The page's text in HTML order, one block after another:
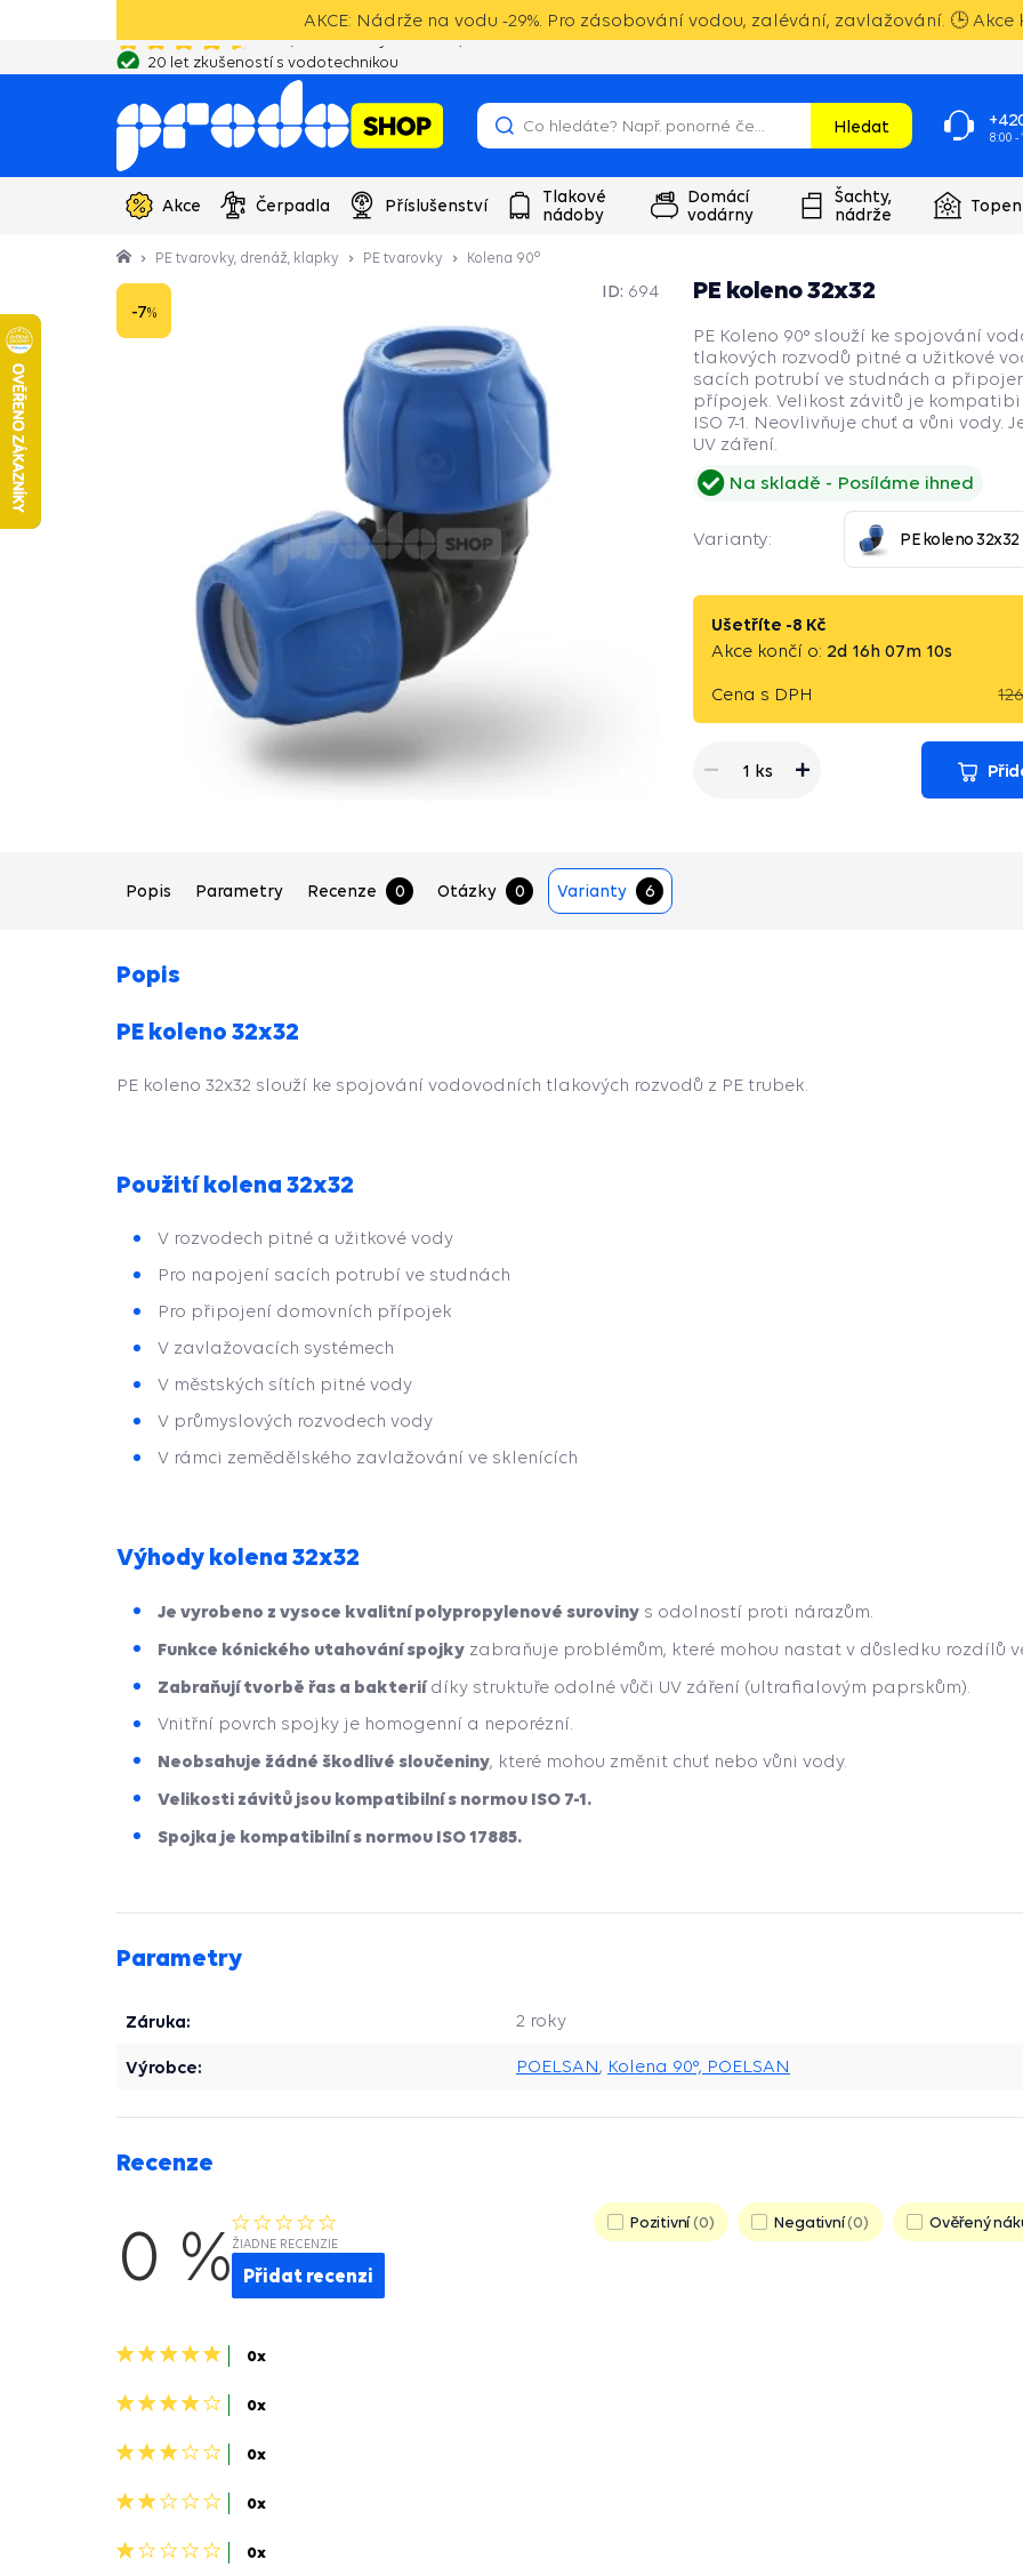
AKCE: Nádrže na vodu -29%. Pro zásobování vodou, zalévání, zavlažování. 🕒 Akce
20 let zkušeností s vodotechnikou
Hledat
8:00 -
Akce Čerpadla Příslušenství
Tlakové
nádoby
Domácí
vodárny
Šachty,
nádrže
PE tvarovky, drenáž, klapky PE tvarovky Kolena 90°
-7%
PE koleno 32x32
ID: 694
PE Koleno 90° slouží ke spojování
tlakových rozvodů pitné a užitkové
sacích potrubí ve studnách a
přípojek. Velikost závitů je
ISO 7-1. Neovlivňuje chuť a vůni vody.
UV záření.
Na skladě Posíláme ihned
Varianty: PE koleno 32x32
Ušetříte -8 Kč
Akce končí o: 2d 16h 07m 09s
Cena s DPH
1 ks
Popis Parametry Recenze 0 Otázky 0 Varianty 6
Popis
PE koleno 32x32
PE koleno 32x32 slouží ke spojování vodovodních tlakových rozvodů z PE trubek.
Použití kolena 32x32
V rozvodech pitné a užitkové vody
Pro napojení sacích potrubí ve studnách
Pro připojení domovních přípojek
V zavlažovacích systémech
V městských sítích pitné vody
V průmyslových rozvodech vody
V rámci zemědělského zavlažování ve sklenících
Výhody kolena 32x32
Je vyrobeno z vysoce kvalitní polypropylenové suroviny s odolností proti nárazům.
Funkce kónického utahování spojky zabraňuje problémům, které mohou nastat v důsledku rozdílů
Zabraňují tvorbě řas a bakteriídíky struktuře odolné vůči UV záření (ultrafialovým paprskům).
Vnitřní povrch spojky je homogenní a neporézní.
Neobsahuje žádné škodlivé sloučeniny, které mohou změnit chuť nebo vůni vody.
Velikosti závitů jsou kompatibilní s normou ISO 7-1.
Spojka je kompatibilní s normou ISO 17885.
Parametry
Záruka: 2 roky
Výrobce: POELSAN, Kolena 90°, POELSAN
Recenze
0 % ŽIADNE RECENZIE
Přidat recenzi
5
0x
4
0x
3
0x
2
0x
1
0x
Pozitivní 0 Negativní 0 Ověřený